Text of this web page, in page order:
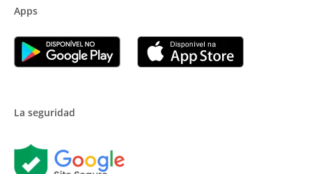
Apps
La seguridad